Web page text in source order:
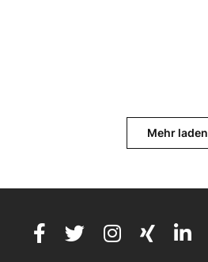
Mehr laden